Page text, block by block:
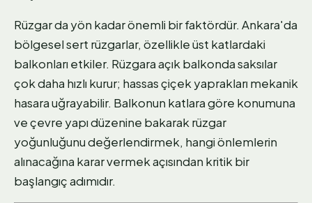
Rüzgar da yön kadar önemli bir faktördür. Ankara'da
bölgesel sert rüzgarlar, özellikle üst katlardaki
balkonları etkiler. Rüzgara açık balkonda saksılar
çok daha hızlı kurur; hassas çiçek yaprakları mekanik
hasara uğrayabilir. Balkonun katlara göre konumuna
ve çevre yapı düzenine bakarak rüzgar
yoğunluğunu değerlendirmek, hangi önlemlerin
alınacağına karar vermek açısından kritik bir
başlangıç adımıdır.